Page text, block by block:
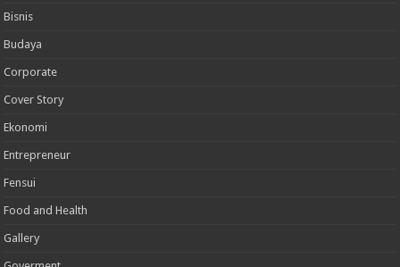
Bisnis
Budaya
Corporate
Cover Story
Ekonomi
Entrepreneur
Fensui
Food and Health
Gallery